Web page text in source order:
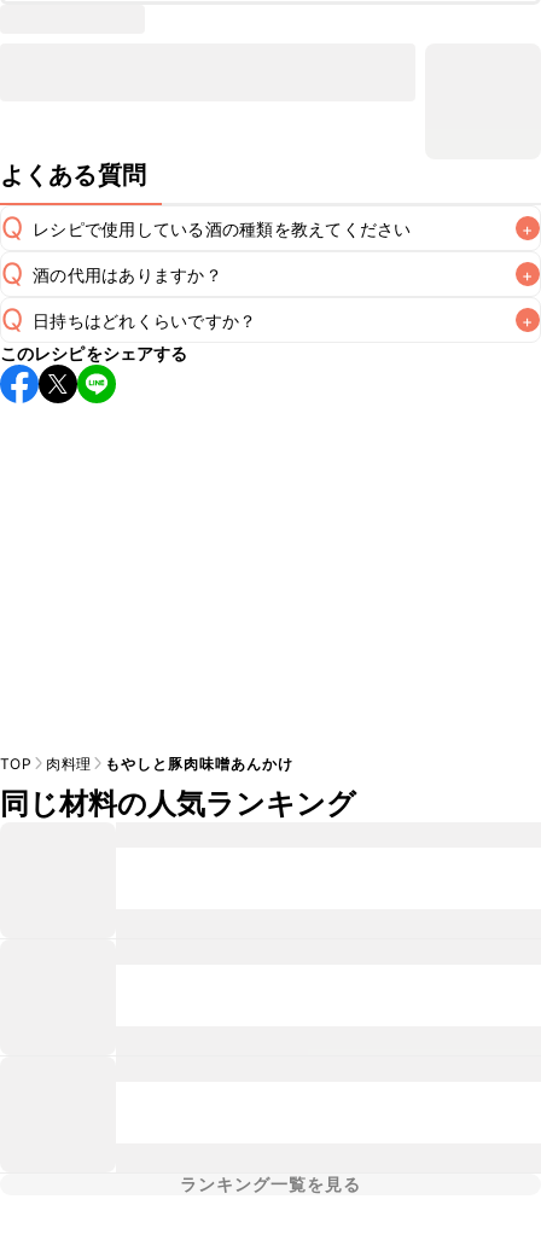
よくある質問
Q レシピで使用している酒の種類を教えてください +
A
Q 酒の代用はありますか？ +
A
Q 日持ちはどれくらいですか？ +
保存期間は冷蔵で翌日中が目安です。なるべくお早めにお召
し上がりください。
このレシピをシェアする
TOP 肉料理 もやしと豚肉味噌あんかけ
同じ材料の人気ランキング
ランキング一覧を見る